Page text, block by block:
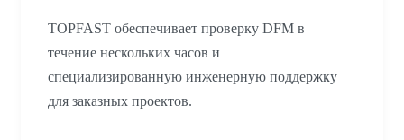
TOPFAST обеспечивает проверку DFM в
течение нескольких часов и
специализированную инженерную поддержку
для заказных проектов.